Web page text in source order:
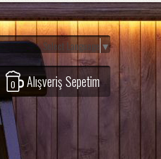
Alışveriş Sepetim
0
Select Language ▼